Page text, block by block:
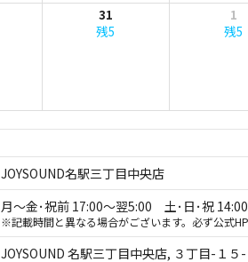
31 1
残5 残5
JOYSOUND名駅三丁目中央店
月～金･祝前 17:00～翌5:00 土･日･祝
※記載時間と異なる場合がございます。必ず公式
JOYSOUND 名駅三丁目中央店, ３丁目-１